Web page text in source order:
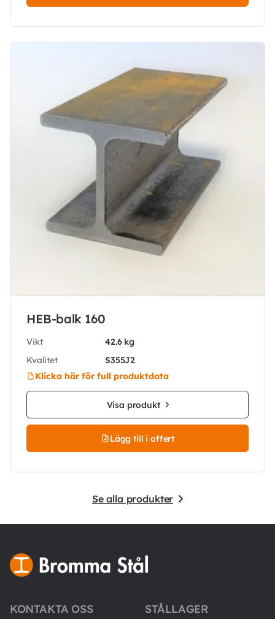
HEB-balk 160
Vikt
42.6 kg
Kvalitet
S355J2
Klicka här för full produktdata
Visa produkt
Lägg till i offert
Se alla produkter
KONTAKTA OSS STÅLLAGER